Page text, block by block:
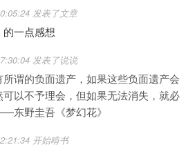
发表了文章
一点感想
发表了说说
谓的负面遗产，如果这些负面遗产会
可以不予理会，但如果无法消失，就必
东野圭吾《梦幻花》
开始啃书